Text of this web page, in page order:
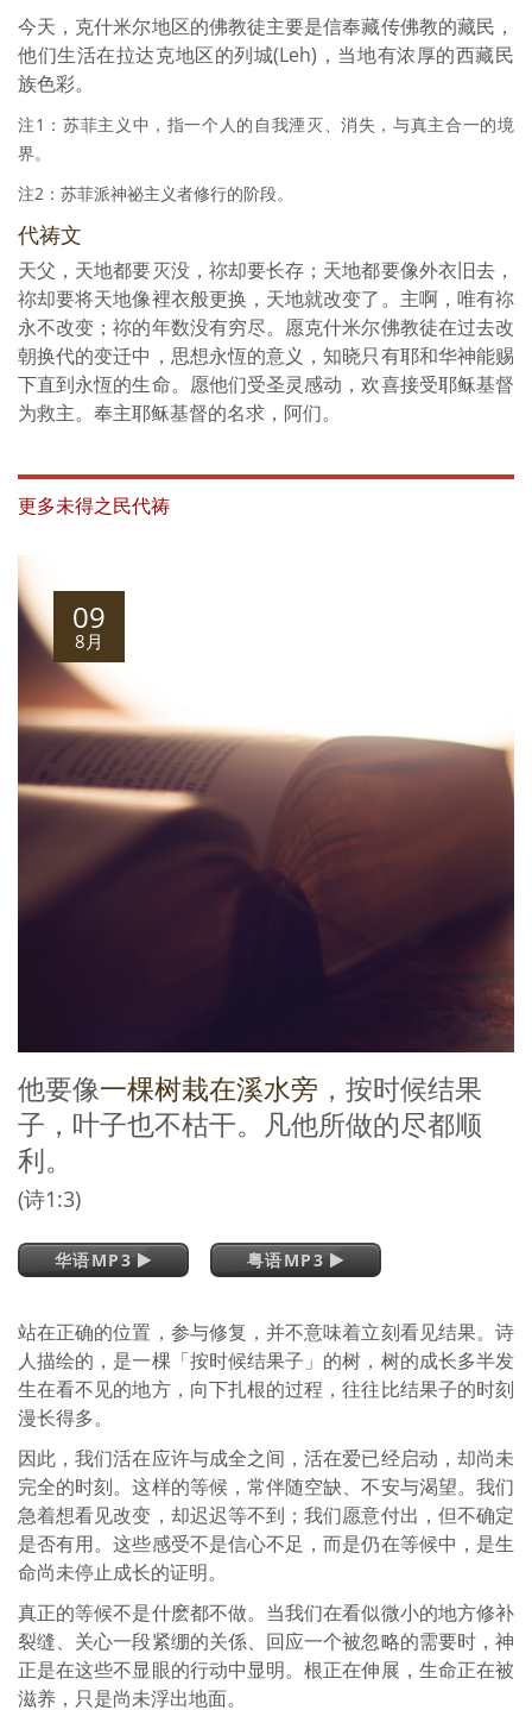
今天，克什米尔地区的佛教徒主要是信奉藏传佛教的藏民，
他们生活在拉达克地区的列城(Leh)，当地有浓厚的西藏民
族色彩。
注1：苏菲主义中，指一个人的自我湮灭、消失，与真主合一的境
界。
注2：苏菲派神祕主义者修行的阶段。
代祷文
天父，天地都要灭没，祢却要长存；天地都要像外衣旧去，
祢却要将天地像裡衣般更换，天地就改变了。主啊，唯有祢
永不改变；祢的年数没有穷尽。愿克什米尔佛教徒在过去改
朝换代的变迁中，思想永恆的意义，知晓只有耶和华神能赐
下直到永恆的生命。愿他们受圣灵感动，欢喜接受耶稣基督
为救主。奉主耶稣基督的名求，阿们。
更多未得之民代祷
09
8月
他要像一棵树栽在溪水旁 ，按时候结果
子，叶子也不枯干。凡他所做的尽都顺
利。
(诗1:3)
华语MP3 粤语MP3
站在正确的位置，参与修复，并不意味着立刻看见结果。诗
人描绘的，是一棵「按时候结果子」的树，树的成长多半发
生在看不见的地方，向下扎根的过程，往往比结果子的时刻
漫长得多。
因此，我们活在应许与成全之间，活在爱已经启动，却尚未
完全的时刻。这样的等候，常伴随空缺、不安与渴望。我们
急着想看见改变，却迟迟等不到；我们愿意付出，但不确定
是否有用。这些感受不是信心不足，而是仍在等候中，是生
命尚未停止成长的证明。
真正的等候不是什麽都不做。当我们在看似微小的地方修补
裂缝、关心一段紧绷的关係、回应一个被忽略的需要时，神
正是在这些不显眼的行动中显明。根正在伸展，生命正在被
滋养，只是尚未浮出地面。